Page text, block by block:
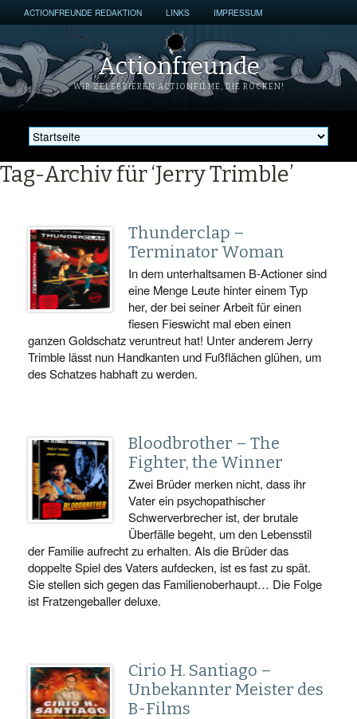
ACTIONFREUNDE REDAKTION LINKS IMPRESSUM
Actionfreunde
WIR ZELEBRIEREN ACTIONFILME, DIE ROCKEN!
Tag-Archiv für ‘Jerry Trimble’
Thunderclap –
Terminator Woman
In dem unterhaltsamen B-Actioner sind
eine Menge Leute hinter einem Typ
her, der bei seiner Arbeit für einen
fiesen Fieswicht mal eben einen
ganzen Goldschatz veruntreut hat! Unter anderem Jerry
Trimble lässt nun Handkanten und Fußflächen glühen, um
des Schatzes habhaft zu werden.
Bloodbrother – The
Fighter, the Winner
Zwei Brüder merken nicht, dass ihr
Vater ein psychopathischer
Schwerverbrecher ist, der brutale
Überfälle begeht, um den Lebensstil
der Familie aufrecht zu erhalten. Als die Brüder das
doppelte Spiel des Vaters aufdecken, ist es fast zu spät.
Sie stellen sich gegen das Familienoberhaupt… Die Folge
ist Fratzengeballer deluxe.
Cirio H. Santiago –
Unbekannter Meister des
B-Films